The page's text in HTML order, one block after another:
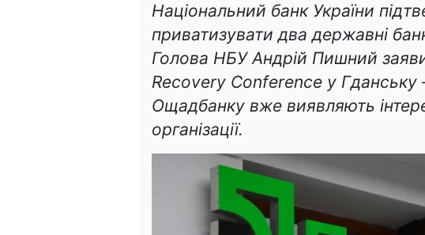
Національний банк України
приватизувати два державні
Голова НБУ Андрій Пишний
Recovery Conference у
Ощадбанку вже виявляють
організації.